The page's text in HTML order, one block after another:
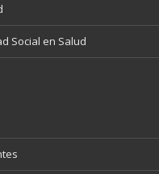
Social en Salud